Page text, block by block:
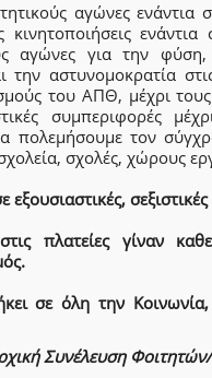
αγώνες
κινητοποιήσεις
αγώνες για την φύση,
την αστυνομοκρατία
του ΑΠΘ, μέχρι
συμπεριφορές
πολεμήσουμε τον
σχολές, χώρους
εξουσιαστικές,
πλατείες γίναν
σε όλη την
Συνέλευση